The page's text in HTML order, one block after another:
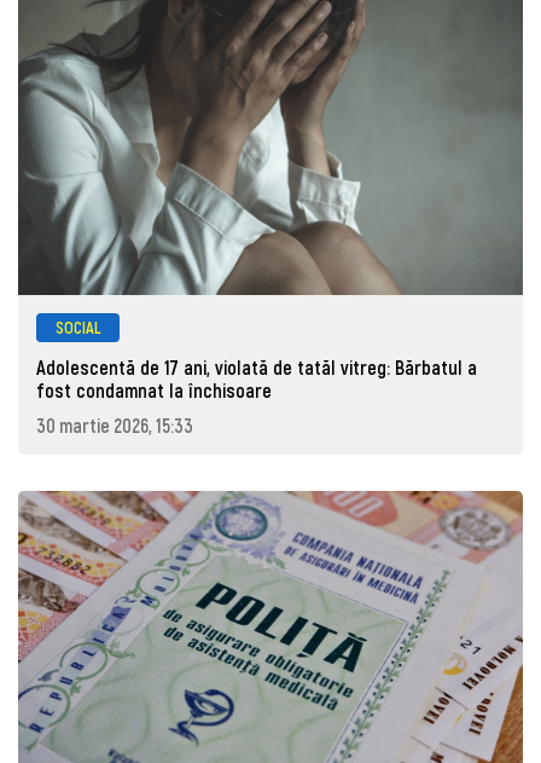
SOCIAL
Adolescentă de 17 ani, violată de tatăl vitreg: Bărbatul a
fost condamnat la închisoare
30 martie 2026, 15:33